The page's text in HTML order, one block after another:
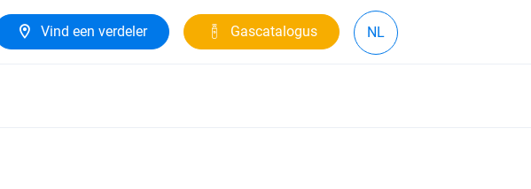
Vind een verdeler Gascatalogus NL